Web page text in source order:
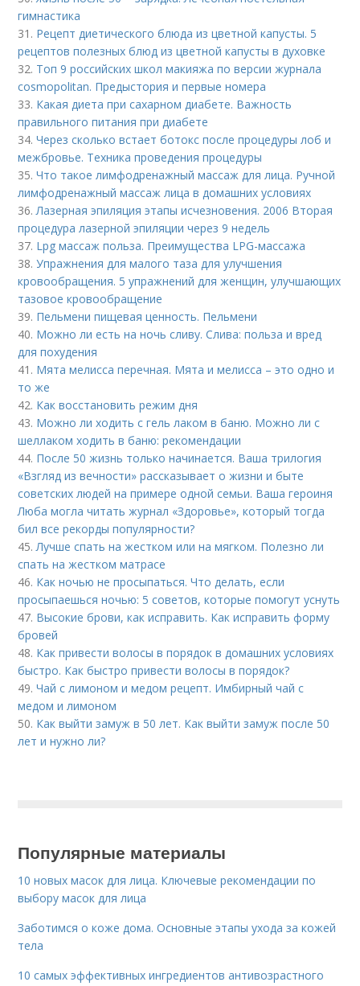
гимнастика
31. Рецепт диетического блюда из цветной капусты. 5
рецептов полезных блюд из цветной капусты в духовке
32. Топ 9 российских школ макияжа по версии журнала
cosmopolitan. Предыстория и первые номера
33. Какая диета при сахарном диабете. Важность
правильного питания при диабете
34.Через сколько встает ботокс после процедуры лоб и
межбровье. Техника проведения процедуры
35.Что такое лимфодренажный массаж для лица. Ручной
лимфодренажный массаж лица в домашних условиях
36.Лазерная эпиляция этапы исчезновения. 2006 Вторая
процедура лазерной эпиляции через 9 недель
37. Lpg массаж польза. Преимущества LPG-массажа
38.Упражнения для малого таза для улучшения
кровообращения. 5 упражнений для женщин, улучшающих
тазовое кровообращение
39. Пельмени пищевая ценность. Пельмени
40. Можно ли есть на ночь сливу. Слива: польза и вред
для похудения
41. Мята мелисса перечная. Мята и мелисса – это одно и
то же
42. Как восстановить режим дня
43. Можно ли ходить с гель лаком в баню. Можно ли с
шеллаком ходить в баню: рекомендации
44. После 50 жизнь только начинается. Ваша трилогия
«Взгляд из вечности» рассказывает о жизни и быте
советских людей на примере одной семьи. Ваша героиня
Люба могла читать журнал «Здоровье», который тогда
бил все рекорды популярности?
45.Лучше спать на жестком или на мягком. Полезно ли
спать на жестком матрасе
46. Как ночью не просыпаться. Что делать, если
просыпаешься ночью: 5 советов, которые помогут уснуть
47. Высокие брови, как исправить. Как исправить форму
бровей
48. Как привести волосы в порядок в домашних условиях
быстро. Как быстро привести волосы в порядок?
49.Чай с лимоном и медом рецепт. Имбирный чай с
медом и лимоном
50. Как выйти замуж в 50 лет. Как выйти замуж после 50
лет и нужно ли?
Популярные материалы
10 новых масок для лица. Ключевые рекомендации по
выбору масок для лица
Заботимся о коже дома. Основные этапы ухода за кожей
тела
10 самых эффективных ингредиентов антивозрастного